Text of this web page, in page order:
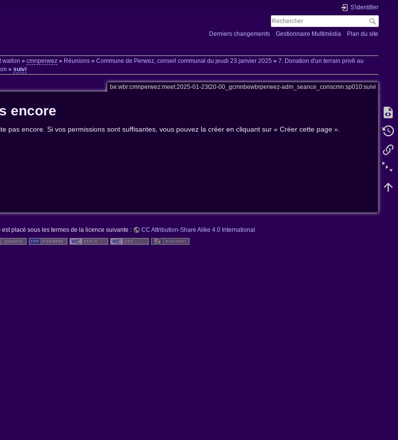
S'identifier
Derniers changements Gestionnaire Multimédia Plan du site
wallon »cmnperwez » Réunions »Commune de Perwez, conseil communal du jeudi 23 janvier 2025 »7. Donation d'un terrain priv6 au
»suivi
be:wbr:cmnperwez:meet:2025-01-23t20-00_gcmnbewbrperwez-adm_seance_conscmn:sp010:suivi
encore
pas encore. Si vos permissions sont suffisantes, vous pouvez la créer en cliquant sur « Créer cette page ».
placé sous les termes de la licence suivante : CC Attribution-Share Alike 4.0 International